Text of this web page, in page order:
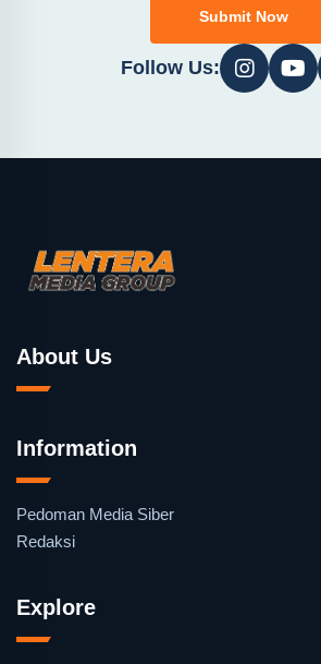
Submit Now
Follow Us:
About Us
Information
Pedoman Media Siber
Redaksi
Explore